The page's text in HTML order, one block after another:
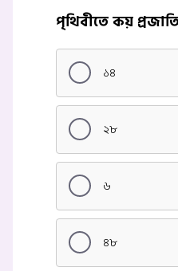
পৃথিবীতে কয়
১৪
২৮
৬
৪৮